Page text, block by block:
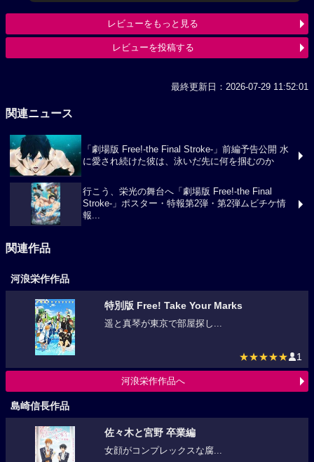
レビューをもっと見る
レビューを投稿する
最終更新日：2026-07-29 11:52:01
関連ニュース
「劇場版 Free!-the Final Stroke-」前編予告公開 水
に愛され続けた彼は、泳いだ先に何を掴むのか
行こう、栄光の舞台へ「劇場版 Free!-the Final
Stroke-」ポスター・特報第2弾・第2弾ムビチケ情
報...
関連作品
河浪栄作作品
特別版 Free! Take Your Marks
遥と真琴が東京で部屋探し...
★★★★★ 1
河浪栄作作品へ
島崎信長作品
佐々木と宮野 卒業編
女顔がコンプレックスな腐...